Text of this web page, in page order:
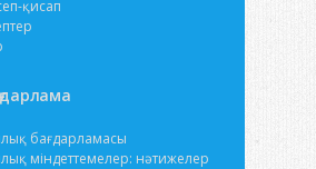
қисап
бағдарламасы
міндеттемелер: нәтижелер